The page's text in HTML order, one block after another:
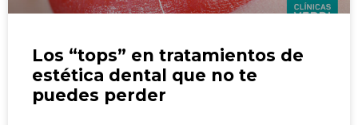
Los “tops” en tratamientos de
estética dental que no te
puedes perder